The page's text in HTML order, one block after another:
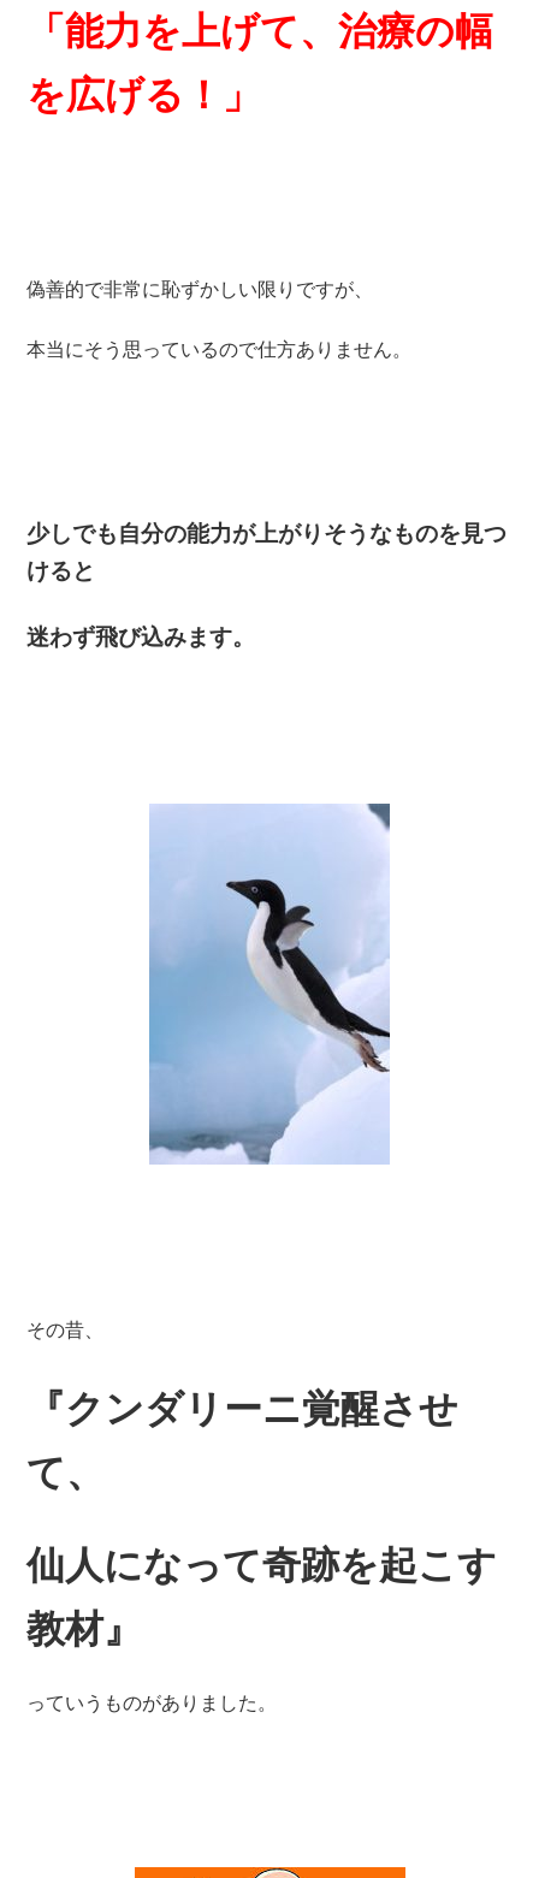
「能力を上げて、治療の幅
を広げる！」
偽善的で非常に恥ずかしい限りですが、
本当にそう思っているので仕方ありません。
少しでも自分の能力が上がりそうなものを見つ
けると
迷わず飛び込みます。
その昔、
『クンダリーニ覚醒させ
て、
仙人になって奇跡を起こす
教材』
っていうものがありました。